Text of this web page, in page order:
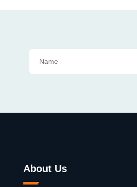
About Us